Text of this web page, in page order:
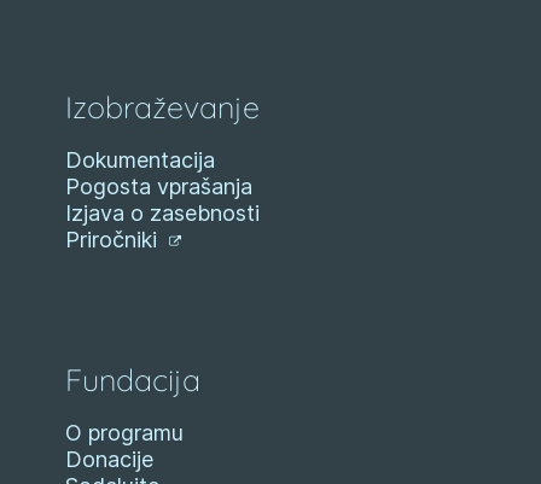
Izobraževanje
Dokumentacija
Pogosta vprašanja
Izjava o zasebnosti
Priročniki
Fundacija
O programu
Donacije